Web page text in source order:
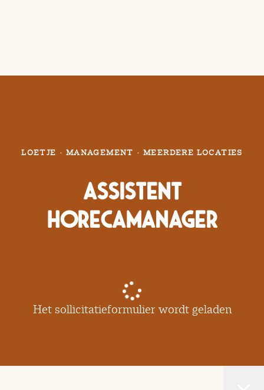
LOETJE · MANAGEMENT · MEERDERE LOCATIES
Assistent
Horecamanager
Het sollicitatieformulier wordt geladen